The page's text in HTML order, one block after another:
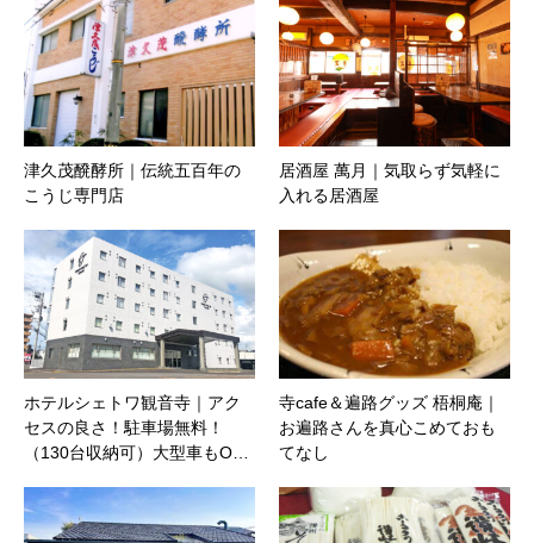
津久茂醗酵所｜伝統五百年の
こうじ専門店
居酒屋 萬月｜気取らず気軽に
入れる居酒屋
ホテルシェトワ観音寺｜アク
セスの良さ！駐車場無料！
（130台収納可）大型車もO…
寺cafe＆遍路グッズ 梧桐庵｜
お遍路さんを真心こめておも
てなし